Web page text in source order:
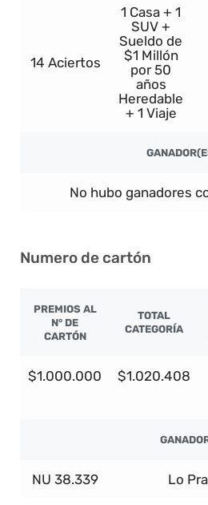
14 Aciertos
1 Casa + 1
SUV +
Sueldo de
$1 Millón
por 50
años
Heredable
+ 1 Viaje
No hubo ganadores
Numero de cartón
PREMIOS AL
N° DE
CARTÓN
TOTAL
CATEGORÍA
$1.000.000 $1.020.408
NU 38.339 Lo